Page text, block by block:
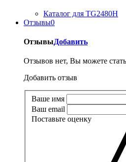
Каталог для TG2480H
Отзывы0
ОтзывыДобавить
Отзывов нет, Вы можете
Добавить отзыв
Ваше имя
Ваш email
Поставьте оценку